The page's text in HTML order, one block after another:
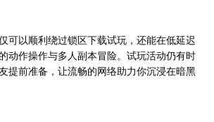
可以顺利绕过锁区下载试玩，还能在低延迟
动作操作与多人副本冒险。试玩活动仍有时
提前准备，让流畅的网络助力你沉浸在暗黑